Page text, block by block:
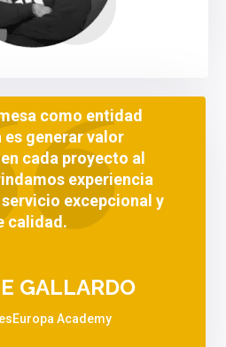
como entidad
es generar valor
cada proyecto al
experiencia
excepcional y
calidad.
GALLARDO
Academy